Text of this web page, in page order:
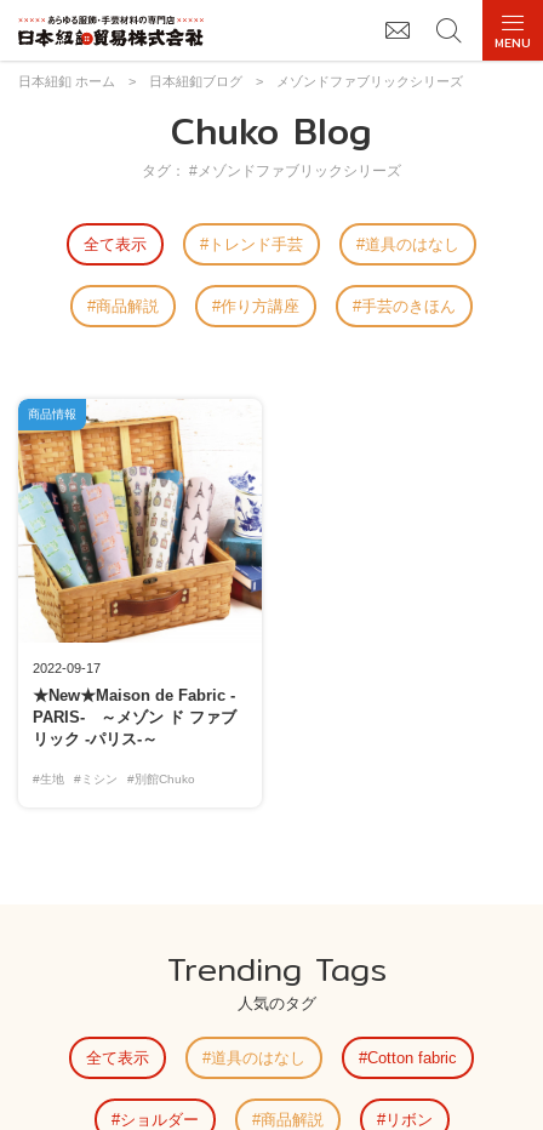
日本紐釦 ホーム > 日本紐釦ブログ > メゾンドファブリックシリーズ
Chuko Blog
タグ： #メゾンドファブリックシリーズ
全て表示 トレンド手芸 道具のはなし
商品解説 作り方講座 手芸のきほん
2022-09-17
★New★Maison de Fabric -
PARIS- ～メゾン ド ファブ
リック -パリス-～
#生地 #ミシン #別館Chuko
商品情報
Trending Tags
人気のタグ
全て表示 道具のはなし Cotton fabric
ショルダー 商品解説 リボン